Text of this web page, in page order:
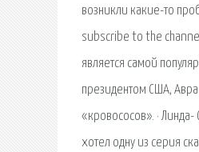
возникли какие-то
subscribe to the
является самой
президентом США,
«кровососов». ·
хотел одну из серия